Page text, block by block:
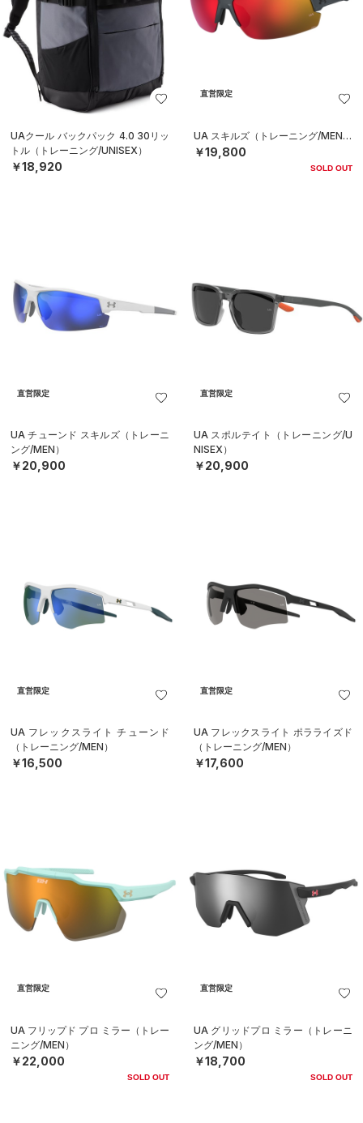
UAクール バックパック 4.0 30リッ
トル（トレーニング/UNISEX）
￥18,920
直営限定
UA スキルズ（トレーニング/MEN）
￥19,800
SOLD OUT
直営限定
UA チューンド スキルズ（トレーニ
ング/MEN）
￥20,900
直営限定
UA スポルテイト（トレーニング/U
NISEX）
￥20,900
直営限定
UA フレックスライト チューンド
（トレーニング/MEN）
￥16,500
直営限定
UA フレックスライト ポラライズド
（トレーニング/MEN）
￥17,600
直営限定
UA フリップド プロ ミラー（トレー
ニング/MEN）
￥22,000
SOLD OUT
直営限定
UA グリッドプロ ミラー（トレーニ
ング/MEN）
￥18,700
SOLD OUT